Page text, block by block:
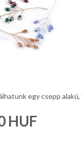
egy csepp
HUF